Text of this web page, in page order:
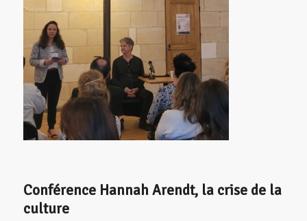
Conférence Hannah Arendt, la crise de la
culture